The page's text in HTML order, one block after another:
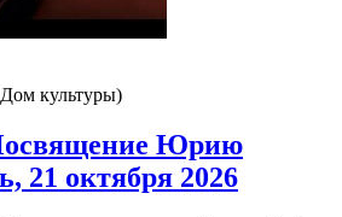
культуры)
Юрию
октября 2026